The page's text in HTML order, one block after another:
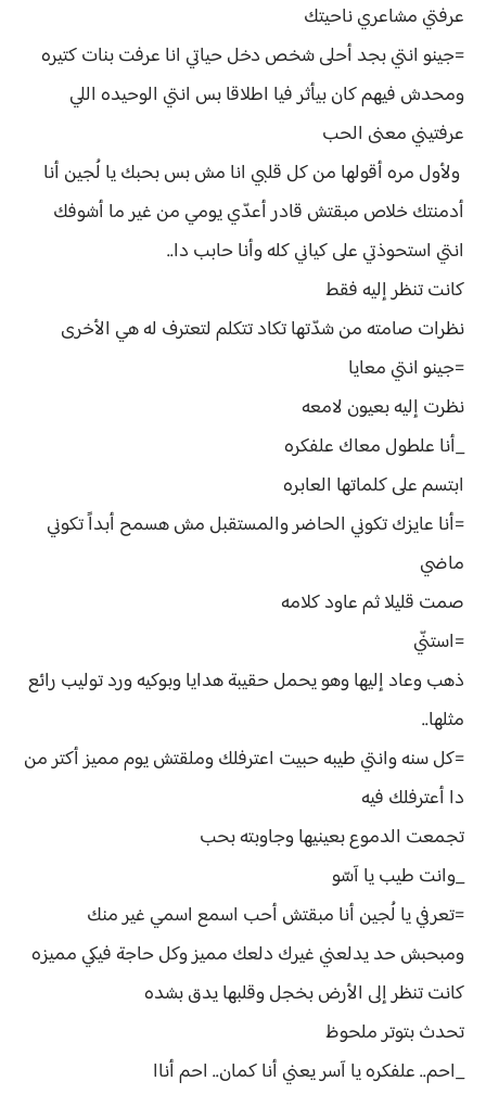
عرفتي مشاعري ناحيتك
=جينو انتي بجد أحلى شخص دخل حياتي انا عرفت بنات كتيره
ومحدش فيهم كان بيأثر فيا اطلاقا بس انتي الوحيده اللي
عرفتيني معنى الحب
ولأول مره أقولها من كل قلبي انا مش بس بحبك يا لُجين أنا
أدمنتك خلاص مبقتش قادر أعدّي يومي من غير ما أشوفك
انتي استحوذتي على كياني كله وأنا حابب دا..
كانت تنظر إليه فقط
نظرات صامته من شدّتها تكاد تتكلم لتعترف له هي الأخرى
=جينو انتي معايا
نظرت إليه بعيون لامعه
_أنا علطول معاك علفكره
ابتسم على كلماتها العابره
=أنا عايزك تكوني الحاضر والمستقبل مش هسمح أبداً تكوني
ماضي
صمت قليلا ثم عاود كلامه
=استنّي
ذهب وعاد إليها وهو يحمل حقيبة هدايا وبوكيه ورد توليب رائع
مثلها..
=كل سنه وانتي طيبه حبيت اعترفلك وملقتش يوم مميز أكتر من
دا أعترفلك فيه
تجمعت الدموع بعينيها وجاوبته بحب
_وانت طيب يا آسّو
=تعرفي يا لُجين أنا مبقتش أحب اسمع اسمي غير منك
ومبحبش حد يدلعني غيرك دلعك مميز وكل حاجة فيكي مميزه
كانت تنظر إلى الأرض بخجل وقلبها يدق بشده
تحدث بتوتر ملحوظ
_احم.. علفكره يا آسر يعني أنا كمان.. احم أناا